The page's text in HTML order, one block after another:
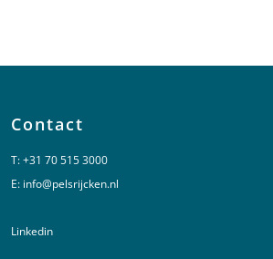
Contact
T:+31 70 515 3000
E: info@pelsrijcken.nl
Linkedin